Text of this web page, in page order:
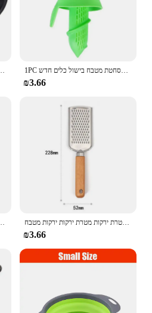
1PC מטבח גאדג 'טים לימון מרסס מיץ פירות הדר ריסוס כתום מיץ לסחוט פירות מסחטת מטבח בישול כלים חדש
₪3.66
גבינה לימון גבינה לימון מטרת מטרת ירקות מטרת ירקות ירקות מטבח
₪3.66